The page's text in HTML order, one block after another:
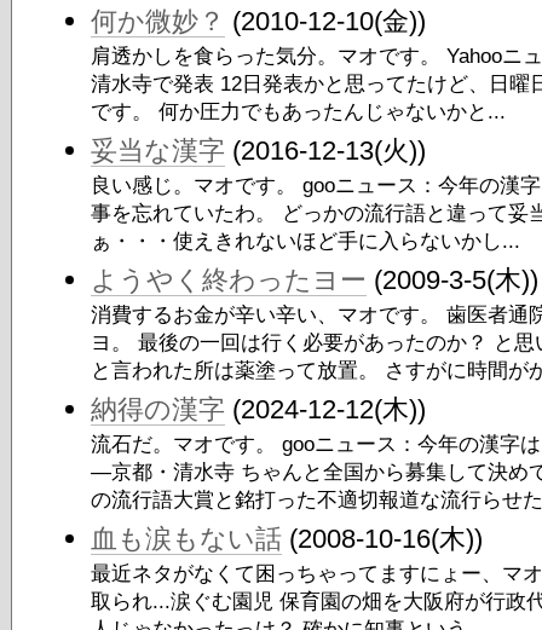
何か微妙？ (2010-12-10(金))
肩透かしを食らった気分。マオです。 Yahooニ
清水寺で発表 12日発表かと思ってたけど、日曜
です。 何か圧力でもあったんじゃないかと...
妥当な漢字 (2016-12-13(火))
良い感じ。マオです。 gooニュース：今年の漢
事を忘れていたわ。 どっかの流行語と違って妥
ぁ・・・使えきれないほど手に入らないかし...
ようやく終わったヨー (2009-3-5(木))
消費するお金が辛い辛い、マオです。 歯医者通
ヨ。 最後の一回は行く必要があったのか？ と
と言われた所は薬塗って放置。 さすがに時間が
納得の漢字 (2024-12-12(木))
流石だ。マオです。 gooニュース：今年の漢字
―京都・清水寺 ちゃんと全国から募集して決め
の流行語大賞と銘打った不適切報道な流行らせ
血も涙もない話 (2008-10-16(木))
最近ネタがなくて困っちゃってますにょー、マ
取られ...涙ぐむ園児 保育園の畑を大阪府が行政